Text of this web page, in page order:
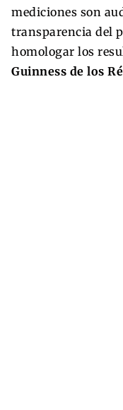
mediciones son
transparencia del
homologar los
Guinness de los